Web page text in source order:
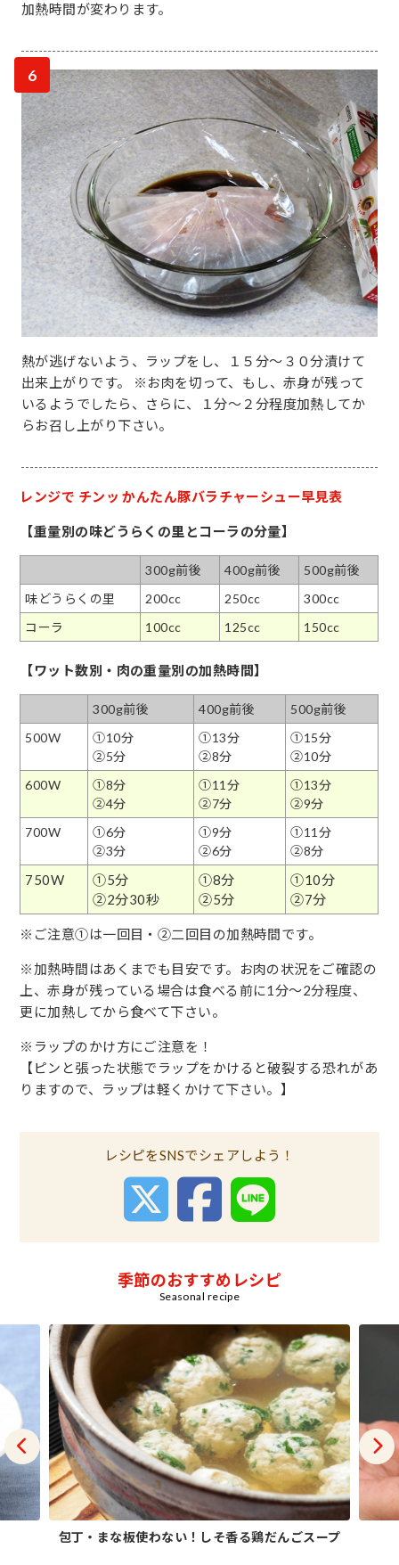
加熱時間が変わります。
6
熱が逃げないよう、ラップをし、１５分～３０分漬けて
出来上がりです。 ※お肉を切って、もし、赤身が残って
いるようでしたら、さらに、１分～２分程度加熱してか
らお召し上がり下さい。
レンジで チンッ かんたん豚バラチャーシュー早見表
【重量別の味どうらくの里とコーラの分量】
300g前後 400g前後
500g前後
味どうらくの里
200cc 250cc
300cc
コーラ
100cc 125cc 150cc
【ワット数別・肉の重量別の加熱時間】
300g前後 400g前後
500g前後
500W
①10分
②5分
①13分
②8分
①15分
②10分
600W
①8分
②4分
①11分
②7分
①13分
②9分
700W
①6分
②3分
①9分
②6分
①11分
②8分
750W
①5分
②2分30秒
①8分
②5分
①10分
②7分
※ご注意①は一回目・②二回目の加熱時間です。
※加熱時間はあくまでも目安です。お肉の状況をご確認の
上、赤身が残っている場合は食べる前に1分～2分程度、
更に加熱してから食べて下さい。
※ラップのかけ方にご注意を！
【ピンと張った状態でラップをかけると破裂する恐れがあ
りますので、ラップは軽くかけて下さい。】
レシピをSNSでシェアしよう！
季節のおすすめレシピ
Seasonal recipe
包丁・まな板使わない！しそ香る鶏だんごスープ